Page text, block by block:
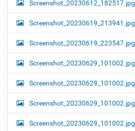
Screenshot_20230612_182517.jpg
Screenshot_20230619_213941.jpg
Screenshot_20230619_223547.jpg
Screenshot_20230629_101002.jpg
Screenshot_20230629_101002.jpg
Screenshot_20230629_101002.jpg
Screenshot_20230629_101002.jpg